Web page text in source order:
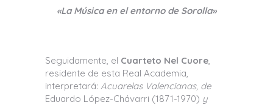
«La Música en el entorno de Sorolla»
Seguidamente, el Cuarteto Nel Cuore,
residente de esta Real Academia,
interpretará: Acuarelas Valencianas, de
Eduardo López-Chávarri (1871-1970) y